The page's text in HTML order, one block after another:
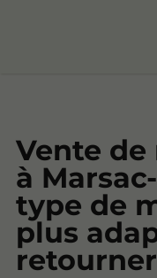
Vente
à
type de
plus